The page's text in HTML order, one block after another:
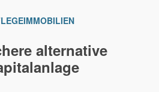
alternative